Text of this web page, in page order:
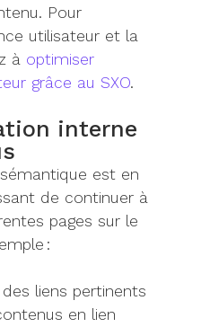
Pour
utilisateur et la
à optimiser
grâce au SXO.
interne
est en
de continuer à
pages sur le
:
liens pertinents
en lien